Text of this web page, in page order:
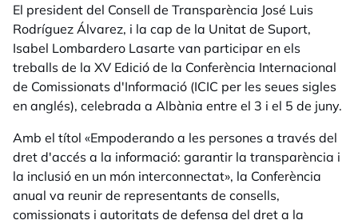
El president del Consell de Transparència José Luis
Rodríguez Álvarez, i la cap de la Unitat de Suport,
Isabel Lombardero Lasarte van participar en els
treballs de la XV Edició de la Conferència Internacional
de Comissionats d'Informació (ICIC per les seues sigles
en anglés), celebrada a Albània entre el 3 i el 5 de juny.
Amb el títol «Empoderando a les persones a través del
dret d'accés a la informació: garantir la transparència i
la inclusió en un món interconnectat», la Conferència
anual va reunir de representants de consells,
comissionats i autoritats de defensa del dret a la